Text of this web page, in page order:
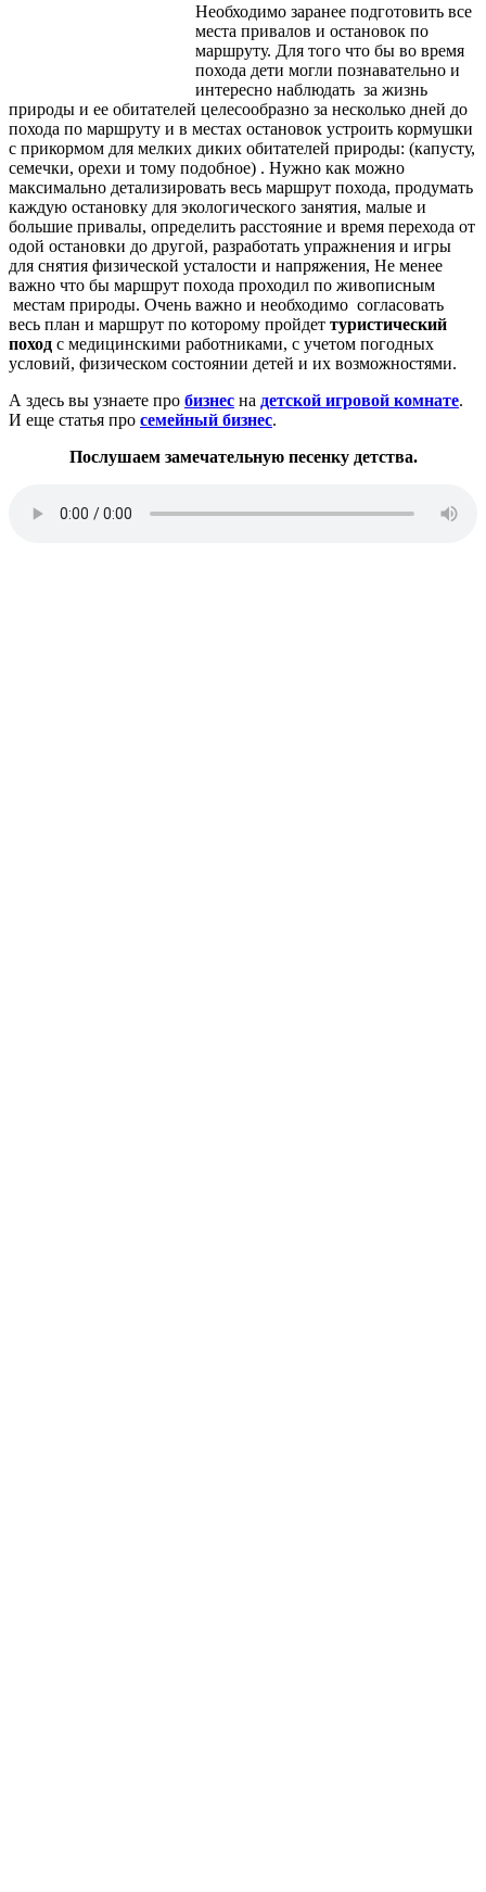
Необходимо заранее подготовить все
места привалов и остановок по
маршруту. Для того что бы во время
похода дети могли познавательно и
интересно наблюдать за жизнь
природы и ее обитателей целесообразно за несколько дней до
похода по маршруту и в местах остановок устроить кормушки
с прикормом для мелких диких обитателей природы: (капусту,
семечки, орехи и тому подобное) . Нужно как можно
максимально детализировать весь маршрут похода, продумать
каждую остановку для экологического занятия, малые и
большие привалы, определить расстояние и время перехода от
одой остановки до другой, разработать упражнения и игры
для снятия физической усталости и напряжения, Не менее
важно что бы маршрут похода проходил по живописным
местам природы. Очень важно и необходимо согласовать
весь план и маршрут по которому пройдет туристический
поход с медицинскими работниками, с учетом погодных
условий, физическом состоянии детей и их возможностями.
А здесь вы узнаете про бизнес на детской игровой комнате.
И еще статья про семейный бизнес.
Послушаем замечательную песенку детства.